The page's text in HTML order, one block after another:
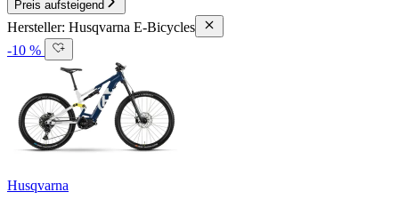
Preis aufsteigend
Hersteller: Husqvarna E-Bicycles
-10 %
Husqvarna